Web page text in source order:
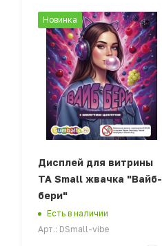
Новинка
Дисплей для витрины
ТА Small жвачка "Вайб-
бери"
Есть в наличии
Арт.: DSmall-vibe